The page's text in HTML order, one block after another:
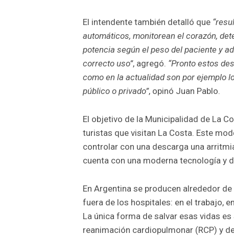
El intendente también detalló que
automáticos, monitorean el corazón,
potencia según el peso del paciente y
correcto uso”, agregó. “Pronto estos
como en la actualidad son por ejemplo
público o privado”, opinó Juan Pablo.
El objetivo de la Municipalidad de La
turistas que visitan La Costa. Este
controlar con una descarga una
cuenta con una moderna tecnología y
En Argentina se producen alrededor
fuera de los hospitales: en el trabajo,
La única forma de salvar esas vidas
reanimación cardiopulmonar (RCP) y